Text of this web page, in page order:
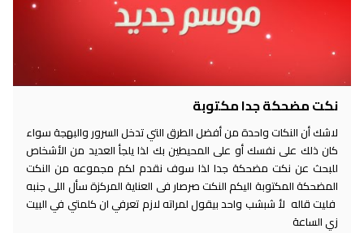
نكت مضحكة جدا مكتوبة
لاشك أن النكات واحدة من أفضل الطرق التي تدخل السرور والبهجة سواء
كان ذلك على نفسك أو على المحيطين بك لذا يلجأ العديد من الأشخاص
للبحث عن نكت مضحكة جدا لذا سوف نقدم لكم مجموعه من النكت
المضحكة المكتوبة اليكم النكت صرصار فى العناية المركزة سأل اللى جنبه
فليت قاله لأ شبشب واحد بيقول لمراته لازم تعرفي ان كلمتي في البيت
زي الساعة